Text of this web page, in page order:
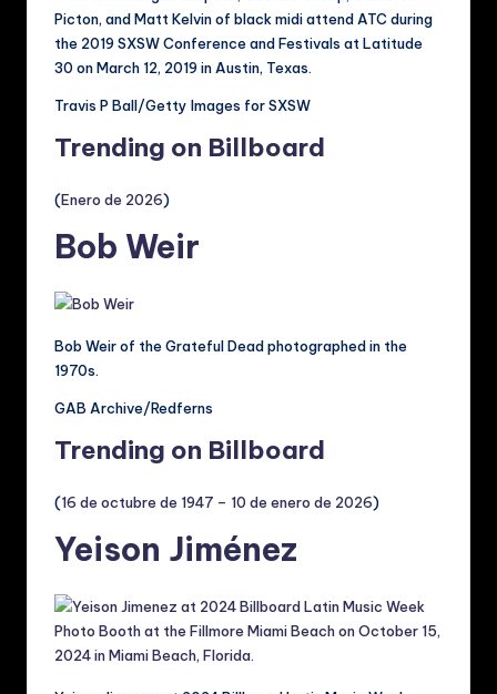
Picton, and Matt Kelvin of black midi attend ATC during
the 2019 SXSW Conference and Festivals at Latitude
30 on March 12, 2019 in Austin, Texas.
Travis P Ball/Getty Images for SXSW
Trending on Billboard
(Enero de 2026)
Bob Weir
Bob Weir of the Grateful Dead photographed in the
1970s.
GAB Archive/Redferns
Trending on Billboard
(16 de octubre de 1947 – 10 de enero de 2026)
Yeison Jiménez